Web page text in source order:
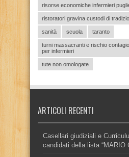
risorse economiche infermieri
ristoratori gravina custodi di
sanità scuola taranto
turni massacranti e rischio
per infermieri
tute non omologate
ARTICOLI RECENTI
Casellari giudiziali e
candidati della lista “MARIO